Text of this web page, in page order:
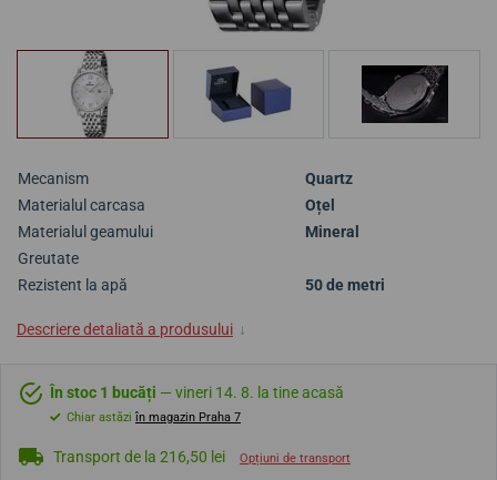
Mecanism
Quartz
Materialul carcasa
Oțel
Materialul geamului
Mineral
Greutate
Rezistent la apă
50 de metri
Descriere detaliată a produsului ↓
În stoc 1 bucăți — vineri 14. 8. la tine acasă
Chiar astăzi în magazin Praha 7
Transport de la 216,50 lei Opțiuni de transport